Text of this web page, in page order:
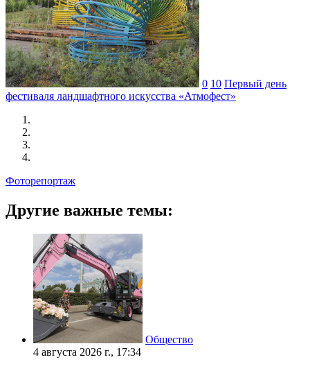
0 10 Первый день
фестиваля ландшафтного искусства «Атмофест»
Фоторепортаж
Другие важные темы:
Общество
4 августа 2026 г., 17:34